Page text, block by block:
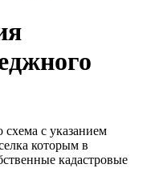
с указанием
которым в
кадастровые